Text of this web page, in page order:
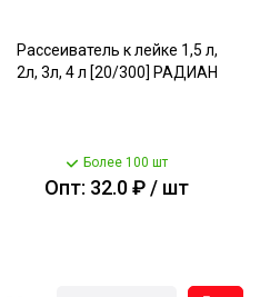
Рассеиватель к лейке 1,5 л,
2л, 3л, 4 л [20/300] РАДИАН
Более 100 шт
Опт: 32.0 ₽ / шт